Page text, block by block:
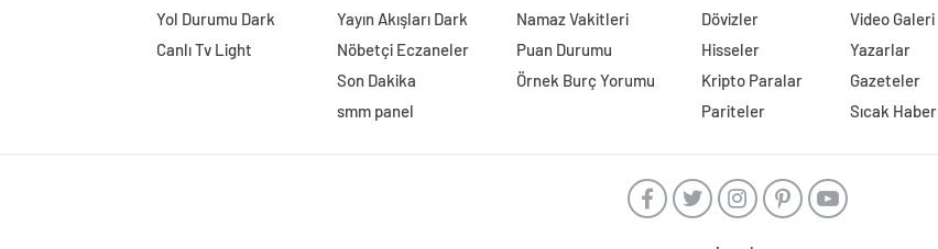
Yol Durumu Dark
Canlı Tv Light
Yayın Akışları Dark
Nöbetçi Eczaneler
Son Dakika
smm panel
Namaz Vakitleri
Puan Durumu
Örnek Burç Yorumu
Dövizler
Hisseler
Kripto Paralar
Pariteler
Video Galeri
Yazarlar
Gazeteler
Sıcak Haber